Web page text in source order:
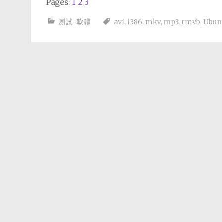
Pages: 1 2 3
測試-軟體 avi, i386, mkv, mp3, rmvb,